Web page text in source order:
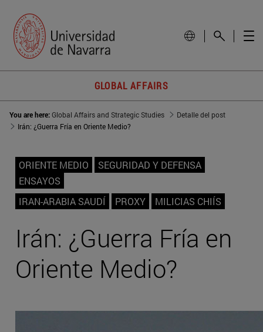
GLOBAL AFFAIRS
You are here:Global Affairs and Strategic Studies
Detalle del post
Irán: ¿Guerra Fría en Oriente Medio?
ORIENTE MEDIO
SEGURIDAD Y DEFENSA
ENSAYOS
IRAN-ARABIA SAUDÍ
PROXY MILICIAS CHIÍS
Irán: ¿Guerra Fría en
Oriente Medio?